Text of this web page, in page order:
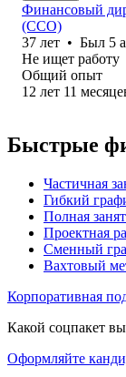
Финансовый
(ССО)
37 лет • Был 5
Не ищет работу
Общий опыт
12 лет 11
Быстрые
Частичная
Гибкий
Полная
Проектная
Сменный
Вахтовый
Корпоративная
Какой соцпакет
Оформляйте